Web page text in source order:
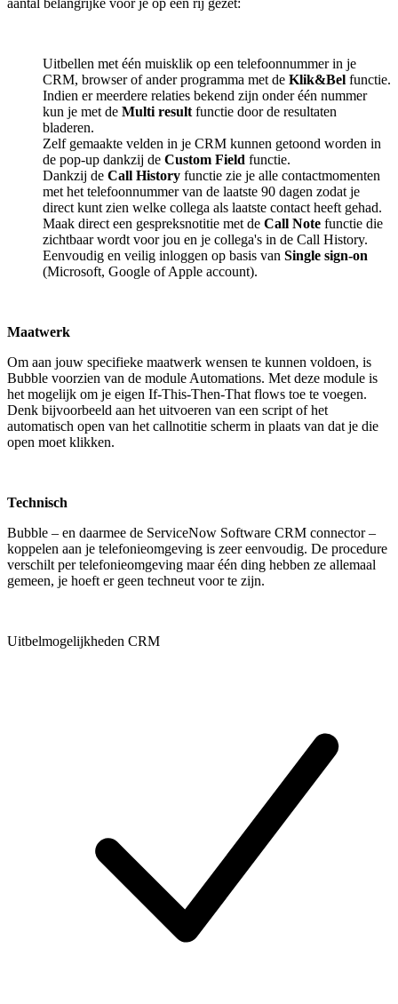
Uitbellen met één muisklik op een telefoonnummer in je
CRM, browser of ander programma met de Klik&Bel functie.
Indien er meerdere relaties bekend zijn onder één nummer
kun je met de Multi result functie door de resultaten
bladeren.
Zelf gemaakte velden in je CRM kunnen getoond worden in
de pop-up dankzij de Custom Field functie.
Dankzij de Call History functie zie je alle contactmomenten
met het telefoonnummer van de laatste 90 dagen zodat je
direct kunt zien welke collega als laatste contact heeft gehad.
Maak direct een gespreksnotitie met de Call Note functie die
zichtbaar wordt voor jou en je collega's in de Call History.
Eenvoudig en veilig inloggen op basis van Single sign-on
(Microsoft, Google of Apple account).
Maatwerk
Om aan jouw specifieke maatwerk wensen te kunnen voldoen, is
Bubble voorzien van de module Automations. Met deze module is
het mogelijk om je eigen If-This-Then-That flows toe te voegen.
Denk bijvoorbeeld aan het uitvoeren van een script of het
automatisch open van het callnotitie scherm in plaats van dat je die
open moet klikken.
Technisch
Bubble – en daarmee de ServiceNow Software CRM connector –
koppelen aan je telefonieomgeving is zeer eenvoudig. De procedure
verschilt per telefonieomgeving maar één ding hebben ze allemaal
gemeen, je hoeft er geen techneut voor te zijn.
Uitbelmogelijkheden CRM